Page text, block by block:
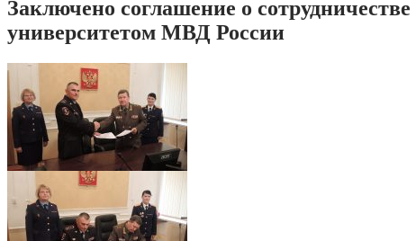
Заключено соглашение о
университетом МВД России